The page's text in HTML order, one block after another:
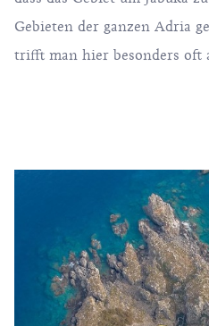
Gebieten der ganzen Adria
trifft man hier besonders oft